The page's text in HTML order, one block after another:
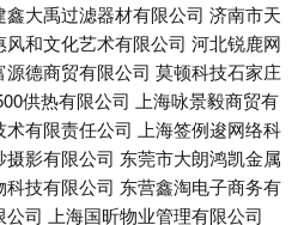
鑫大禹过滤器材有限公司 济南市天
风和文化艺术有限公司 河北锐鹿网
源德商贸有限公司 莫顿科技石家庄
供热有限公司 上海咏景毅商贸有
有限责任公司 上海签例逡网络科
影有限公司 东莞市大朗鸿凯金属
科技有限公司 东营鑫淘电子商务有
公司 上海国昕物业管理有限公司